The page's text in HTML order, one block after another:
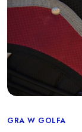
Categories
GRA W GOLFA